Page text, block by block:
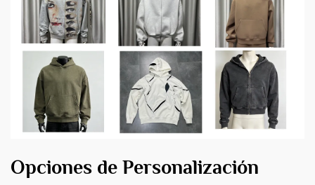
Opciones de Personalización